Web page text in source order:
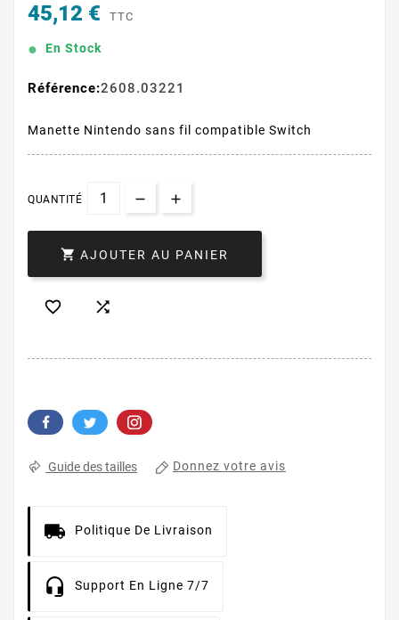
45,12 € TTC
En Stock
Référence:2608.03221
Manette Nintendo sans fil compatible Switch
QUANTITÉ
 AJOUTER AU PANIER
 
Guide des tailles Donnez votre avis
Politique De Livraison
Support En Ligne 7/7